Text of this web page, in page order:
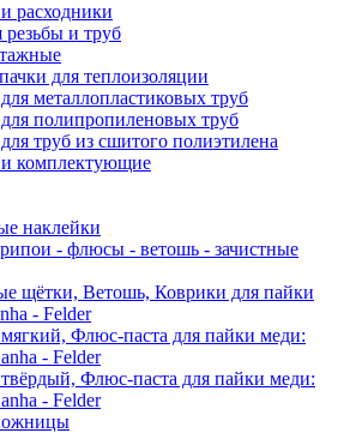
расходники
резьбы и труб
для теплоизоляции
металлопластиковых труб
полипропиленовых труб
труб из сшитого полиэтилена
комплектующие
наклейки
- флюсы - ветошь - зачистные
щётки, Ветошь, Коврики для пайки
- Felder
Флюс-паста для пайки меди:
- Felder
Флюс-паста для пайки меди:
- Felder